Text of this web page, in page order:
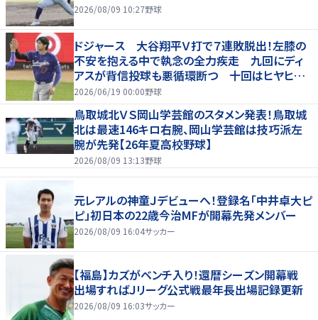
2026/08/09 10:27野球
ドジャース 大谷翔平Ｖ打で７連敗脱出！左膝の
不安を抱える中で執念の全力疾走 九回にディ
アスが背信投球も悪循環断つ 十回はヒヤヒヤ
もリード守る
2026/06/19 00:00野球
鳥取城北ＶＳ岡山学芸館のスタメン発表！鳥取城
北は最速146キロ右腕、岡山学芸館は技巧派左
腕が先発【26年夏高校野球】
2026/08/09 13:13野球
元レアルの神童Ｊデビューへ！登録名「中井卓大ピ
ピ」初日本の22歳今治MFが開幕先発メンバー
2026/08/09 16:04サッカー
【福島】カズがベンチ入り！還暦シーズン開幕戦
出場すればＪリーグ公式戦最年長出場記録更新
2026/08/09 16:03サッカー